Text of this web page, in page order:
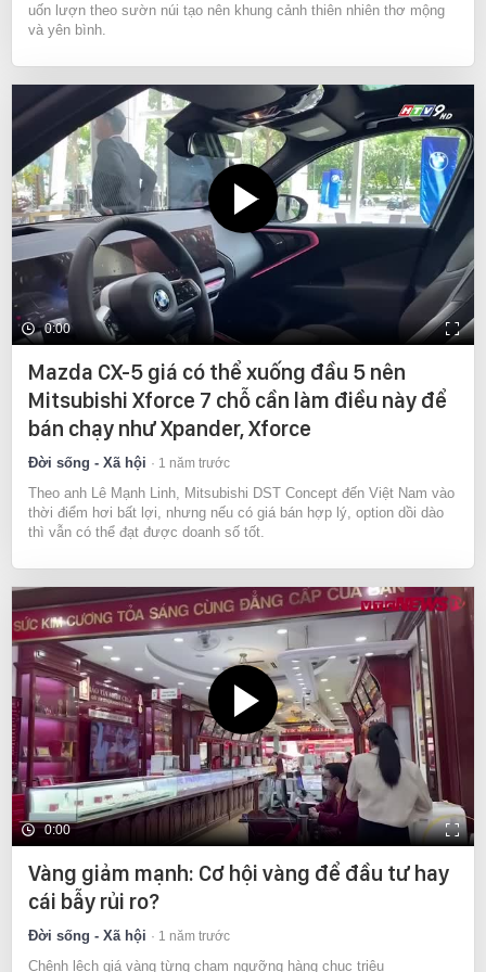
uốn lượn theo sườn núi tạo nên khung cảnh thiên nhiên thơ mộng
và yên bình.
0:00
Mazda CX-5 giá có thể xuống đầu 5 nên
Mitsubishi Xforce 7 chỗ cần làm điều này để
bán chạy như Xpander, Xforce
Đời sống - Xã hội 1 năm trước
Theo anh Lê Mạnh Linh, Mitsubishi DST Concept đến Việt Nam vào
thời điểm hơi bất lợi, nhưng nếu có giá bán hợp lý, option dồi dào
thì vẫn có thể đạt được doanh số tốt.
0:00
Vàng giảm mạnh: Cơ hội vàng để đầu tư hay
cái bẫy rủi ro?
Đời sống - Xã hội 1 năm trước
Chênh lệch giá vàng từng chạm ngưỡng hàng chục triệu